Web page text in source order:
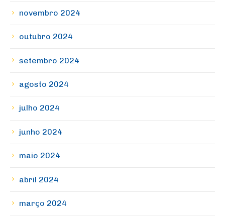
novembro 2024
outubro 2024
setembro 2024
agosto 2024
julho 2024
junho 2024
maio 2024
abril 2024
março 2024